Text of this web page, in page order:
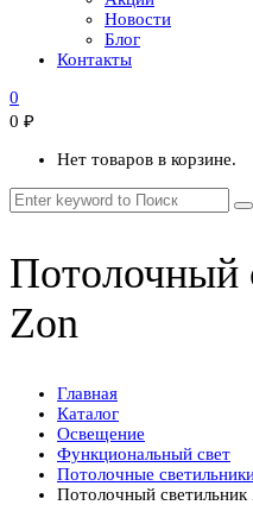
Новости
Блог
Контакты
0
0 ₽
Нет товаров в корзине.
Потолочный
Zon
Главная
Каталог
Освещение
Функциональный свет
Потолочные
Потолочный светильник